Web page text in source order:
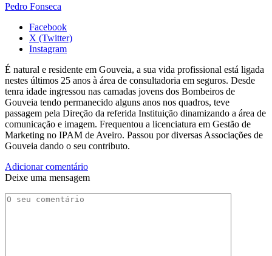
Pedro Fonseca
Facebook
X (Twitter)
Instagram
É natural e residente em Gouveia, a sua vida profissional está ligada
nestes últimos 25 anos à área de consultadoria em seguros. Desde
tenra idade ingressou nas camadas jovens dos Bombeiros de
Gouveia tendo permanecido alguns anos nos quadros, teve
passagem pela Direção da referida Instituição dinamizando a área de
comunicação e imagem. Frequentou a licenciatura em Gestão de
Marketing no IPAM de Aveiro. Passou por diversas Associações de
Gouveia dando o seu contributo.
Adicionar comentário
Deixe uma mensagem